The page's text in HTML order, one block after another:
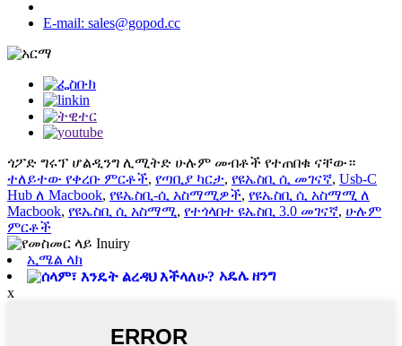
E-mail: sales@gopod.cc
ጎፖድ ግሩፕ ሆልዲንግ ሊሚትድ ሁሉም መብቶች የተጠበቁ ናቸው።
ተለይተው የቀረቡ ምርቶች, የጣቢያ ካርታ, የዩኤስቢ ሲ መገናኛ, Usb-C
Hub ለ Macbook, የዩኤስቢ-ሲ አስማሚዎች, የዩኤስቢ ሲ አስማሚ ለ
Macbook, የዩኤስቢ ሲ አስማሚ, የተጎላበተ ዩኤስቢ 3.0 መገናኛ, ሁሉም
ምርቶች
ኢሜል ላክ
አዴሌ ዘንግ
x